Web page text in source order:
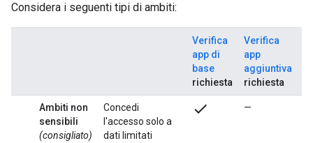
Considera i seguenti tipi di ambiti:
Verifica
app di
base
richiesta
Verifica
app
aggiuntiva
richiesta
Ambiti non
sensibili
(consigliato)
Concedi
l'accesso solo a
dati limitati
check —